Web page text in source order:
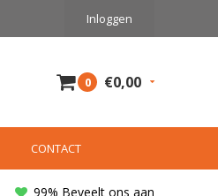
Inloggen
0 €0,00
CONTACT
99% Beveelt ons aan